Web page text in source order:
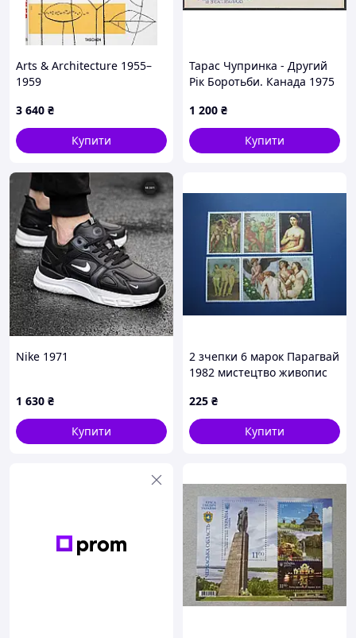
Arts & Architecture 1955–
1959
3 640 ₴
Купити
Тарас Чупринка - Другий
Рік Боротьби. Канада 1975
1 200 ₴
Купити
Nike 1971
1 630 ₴
Купити
2 зчепки 6 марок Парагвай
1982 мистецтво живопис
225 ₴
Купити